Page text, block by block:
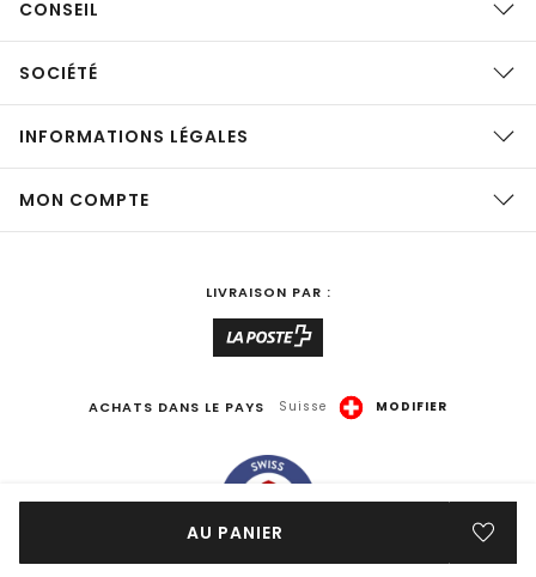
AU PANIER
CONSEIL
SOCIÉTÉ
INFORMATIONS LÉGALES
MON COMPTE
LIVRAISON PAR :
ACHATS DANS LE PAYS Suisse MODIFIER